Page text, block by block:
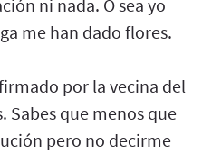
ni nada. O sea yo
me han dado flores.
por la vecina del
Sabes que menos que
pero no decirme